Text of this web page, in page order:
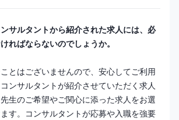
サルタントから紹介された求人には、必
ればならないのでしょうか。
とはございませんので、安心してご利用
ンサルタントが紹介させていただく求人
生のご希望やご関心に添った求人をお選
す。コンサルタントが応募や入職を強要